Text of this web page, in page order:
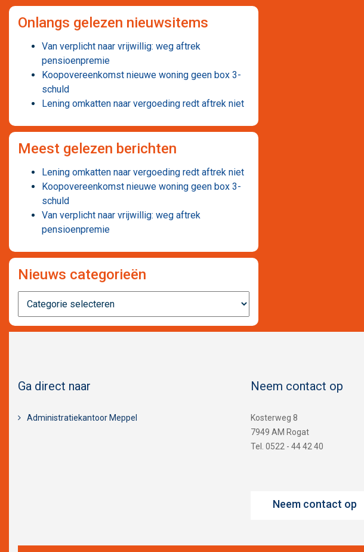
Onlangs gelezen nieuwsitems
Van verplicht naar vrijwillig: weg aftrek
pensioenpremie
Koopovereenkomst nieuwe woning geen box 3-
schuld
Lening omkatten naar vergoeding redt aftrek niet
Meest gelezen berichten
Lening omkatten naar vergoeding redt aftrek niet
Koopovereenkomst nieuwe woning geen box 3-
schuld
Van verplicht naar vrijwillig: weg aftrek
pensioenpremie
Nieuws categorieën
categorieën
Ga direct naar
Administratiekantoor Meppel
Neem contact op
Kosterweg 8
7949 AM Rogat
Tel. 0522 - 44 42 40
Neem contact op